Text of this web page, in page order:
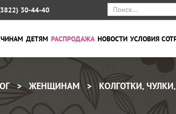
30-44-40
ДЕТЯМ РАСПРОДАЖА НОВОСТИ УСЛОВИЯ
ЖЕНЩИНАМ КОЛГОТКИ,